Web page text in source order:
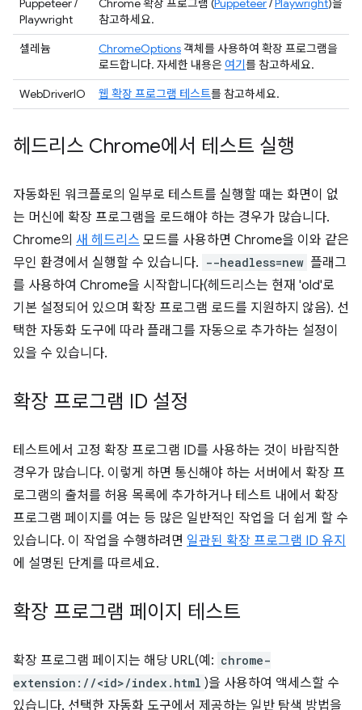
Puppeteer /
Playwright
Chrome 확장 프로그램 (Puppeteer/Playwright)을
참고하세요.
셀레늄
ChromeOptions 객체를 사용하여 확장 프로그램을
로드합니다. 자세한 내용은 여기를 참고하세요.
WebDriverIO
웹 확장 프로그램 테스트를 참고하세요.
헤드리스 Chrome에서 테스트 실행
자동화된 워크플로의 일부로 테스트를 실행할 때는 화면이 없
는 머신에 확장 프로그램을 로드해야 하는 경우가 많습니다.
Chrome의 새 헤드리스 모드를 사용하면 Chrome을 이와 같은
무인 환경에서 실행할 수 있습니다. --headless=new 플래그
를 사용하여 Chrome을 시작합니다(헤드리스는 현재 'old'로
기본 설정되어 있으며 확장 프로그램 로드를 지원하지 않음). 선
택한 자동화 도구에 따라 플래그를 자동으로 추가하는 설정이
있을 수 있습니다.
확장 프로그램 ID 설정
테스트에서 고정 확장 프로그램 ID를 사용하는 것이 바람직한
경우가 많습니다. 이렇게 하면 통신해야 하는 서버에서 확장 프
로그램의 출처를 허용 목록에 추가하거나 테스트 내에서 확장
프로그램 페이지를 여는 등 많은 일반적인 작업을 더 쉽게 할 수
있습니다. 이 작업을 수행하려면 일관된 확장 프로그램 ID 유지
에 설명된 단계를 따르세요.
확장 프로그램 페이지 테스트
확장 프로그램 페이지는 해당 URL(예: chrome-
extension://<id>/index.html )을 사용하여 액세스할 수
있습니다. 선택한 자동화 도구에서 제공하는 일반 탐색 방법을